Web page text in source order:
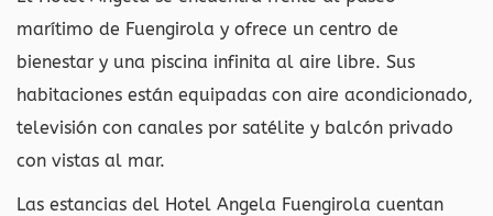
marítimo de Fuengirola y ofrece un centro de
bienestar y una piscina infinita al aire libre. Sus
habitaciones están equipadas con aire acondicionado,
televisión con canales por satélite y balcón privado
con vistas al mar.
Las estancias del Hotel Angela Fuengirola cuentan